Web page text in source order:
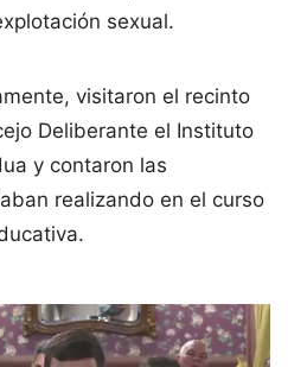
sexual.
visitaron el recinto
Deliberante el Instituto
y contaron las
realizando en el curso